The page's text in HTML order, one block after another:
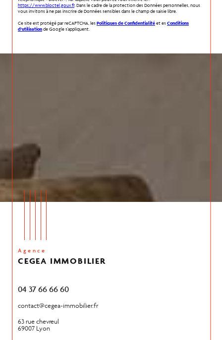
https://www.bloctel.gouv.fr. Dans le cadre de la protection des Données personnelles, nous
vous invitons à ne pas inscrire de Données sensibles dans le champ de saisie libre.
Ce site est protégé par reCAPTCHA, lesPolitiques de Confidentialitéet esConditions
d'utilisationde Google s'appliquent.
Agence
CEGEA IMMOBILIER
04 37 66 66 60
contact@cegea-immobilier.fr
63 rue chevreul
69007 Lyon